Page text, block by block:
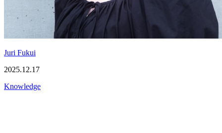
Juri Fukui
2025.12.17
Knowledge